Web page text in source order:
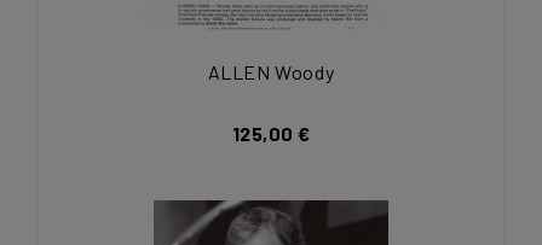
ALLEN Woody
125,00 €